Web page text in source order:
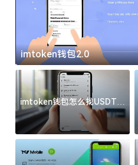
imtoken钱包2.0
imtoken钱包怎么找USDT地
址？三步搞定不踩坑